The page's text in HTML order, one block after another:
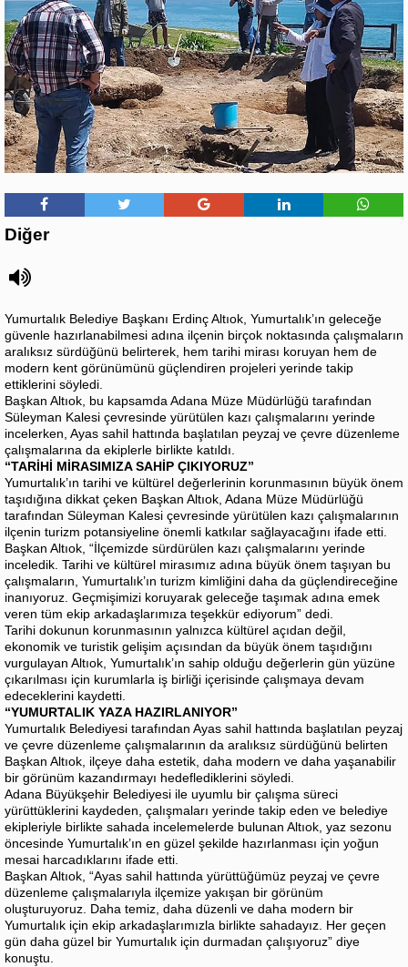
Diğer
Yumurtalık Belediye Başkanı Erdinç Altıok, Yumurtalık’ın geleceğe
güvenle hazırlanabilmesi adına ilçenin birçok noktasında çalışmaların
aralıksız sürdüğünü belirterek, hem tarihi mirası koruyan hem de
modern kent görünümünü güçlendiren projeleri yerinde takip
ettiklerini söyledi.
Başkan Altıok, bu kapsamda Adana Müze Müdürlüğü tarafından
Süleyman Kalesi çevresinde yürütülen kazı çalışmalarını yerinde
incelerken, Ayas sahil hattında başlatılan peyzaj ve çevre düzenleme
çalışmalarına da ekiplerle birlikte katıldı.
“TARİHİ MİRASIMIZA SAHİP ÇIKIYORUZ”
Yumurtalık’ın tarihi ve kültürel değerlerinin korunmasının büyük önem
taşıdığına dikkat çeken Başkan Altıok, Adana Müze Müdürlüğü
tarafından Süleyman Kalesi çevresinde yürütülen kazı çalışmalarının
ilçenin turizm potansiyeline önemli katkılar sağlayacağını ifade etti.
Başkan Altıok, “İlçemizde sürdürülen kazı çalışmalarını yerinde
inceledik. Tarihi ve kültürel mirasımız adına büyük önem taşıyan bu
çalışmaların, Yumurtalık’ın turizm kimliğini daha da güçlendireceğine
inanıyoruz. Geçmişimizi koruyarak geleceğe taşımak adına emek
veren tüm ekip arkadaşlarımıza teşekkür ediyorum” dedi.
Tarihi dokunun korunmasının yalnızca kültürel açıdan değil,
ekonomik ve turistik gelişim açısından da büyük önem taşıdığını
vurgulayan Altıok, Yumurtalık’ın sahip olduğu değerlerin gün yüzüne
çıkarılması için kurumlarla iş birliği içerisinde çalışmaya devam
edeceklerini kaydetti.
“YUMURTALIK YAZA HAZIRLANIYOR”
Yumurtalık Belediyesi tarafından Ayas sahil hattında başlatılan peyzaj
ve çevre düzenleme çalışmalarının da aralıksız sürdüğünü belirten
Başkan Altıok, ilçeye daha estetik, daha modern ve daha yaşanabilir
bir görünüm kazandırmayı hedeflediklerini söyledi.
Adana Büyükşehir Belediyesi ile uyumlu bir çalışma süreci
yürüttüklerini kaydeden, çalışmaları yerinde takip eden ve belediye
ekipleriyle birlikte sahada incelemelerde bulunan Altıok, yaz sezonu
öncesinde Yumurtalık’ın en güzel şekilde hazırlanması için yoğun
mesai harcadıklarını ifade etti.
Başkan Altıok, “Ayas sahil hattında yürüttüğümüz peyzaj ve çevre
düzenleme çalışmalarıyla ilçemize yakışan bir görünüm
oluşturuyoruz. Daha temiz, daha düzenli ve daha modern bir
Yumurtalık için ekip arkadaşlarımızla birlikte sahadayız. Her geçen
gün daha güzel bir Yumurtalık için durmadan çalışıyoruz” diye
konuştu.